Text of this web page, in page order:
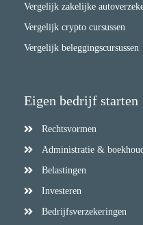
Vergelijk zakelijke
Vergelijk crypto cursussen
Vergelijk beleggingscursussen
Eigen bedrijf starten
Rechtsvormen
Administratie &
Belastingen
Investeren
Bedrijfsverzekeringen